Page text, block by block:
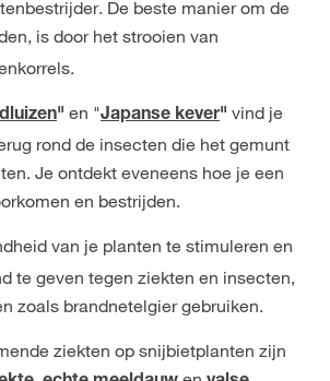
De beste manier om de
is door het strooien van
" en "Japanse kever" vind je
rond de insecten die het gemunt
Je ontdekt eveneens hoe je een
en bestrijden.
van je planten te stimuleren en
te geven tegen ziekten en insecten,
zoals brandnetelgier gebruiken.
ziekten op snijbietplanten zijn